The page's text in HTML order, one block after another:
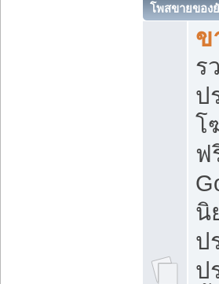
โพสขายของ
ข
ร
ป
โ
ฟ
นิ
ป
ป